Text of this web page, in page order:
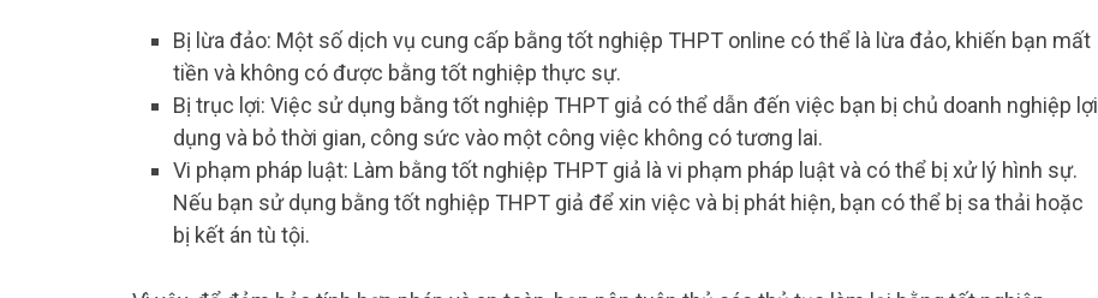
Bị lừa đảo: Một số dịch vụ cung cấp bằng tốt nghiệp THPT online có thể là lừa đảo, khiến bạn mất
tiền và không có được bằng tốt nghiệp thực sự.
Bị trục lợi: Việc sử dụng bằng tốt nghiệp THPT giả có thể dẫn đến việc bạn bị chủ doanh nghiệp lợi
dụng và bỏ thời gian, công sức vào một công việc không có tương lai.
Vi phạm pháp luật: Làm bằng tốt nghiệp THPT giả là vi phạm pháp luật và có thể bị xử lý hình sự.
Nếu bạn sử dụng bằng tốt nghiệp THPT giả để xin việc và bị phát hiện, bạn có thể bị sa thải hoặc
bị kết án tù tội.